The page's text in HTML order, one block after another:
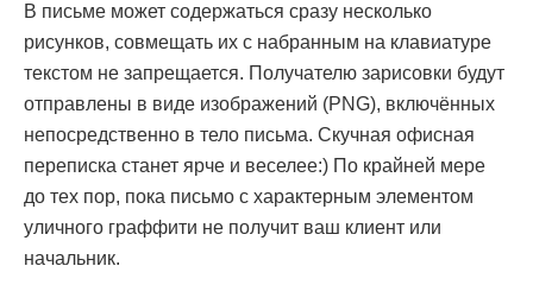
В письме может содержаться сразу несколько
рисунков, совмещать их с набранным на клавиатуре
текстом не запрещается. Получателю зарисовки будут
отправлены в виде изображений (PNG), включённых
непосредственно в тело письма. Скучная офисная
переписка станет ярче и веселее:) По крайней мере
до тех пор, пока письмо с характерным элементом
уличного граффити не получит ваш клиент или
начальник.